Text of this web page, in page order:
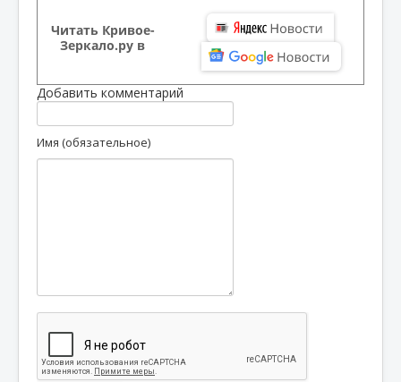
Читать Кривое-
Зеркало.ру в
Добавить комментарий
Имя (обязательное)